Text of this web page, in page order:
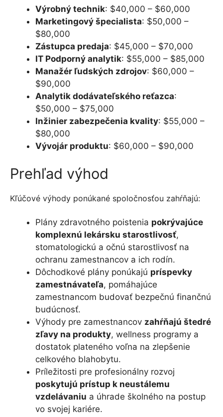
Výrobný technik: $40,000 – $60,000
Marketingový špecialista: $50,000 –
$80,000
Zástupca predaja: $45,000 – $70,000
IT Podporný analytik: $55,000 – $85,000
Manažér ľudských zdrojov: $60,000 –
$90,000
Analytik dodávateľského reťazca:
$50,000 – $75,000
Inžinier zabezpečenia kvality: $55,000 –
$80,000
Vývojár produktu: $60,000 – $90,000
Prehľad výhod
Kľúčové výhody ponúkané spoločnosťou zahŕňajú:
Plány zdravotného poistenia pokrývajúce
komplexnú lekársku starostlivosť,
stomatologickú a očnú starostlivosť na
ochranu zamestnancov a ich rodín.
Dôchodkové plány ponúkajú príspevky
zamestnávateľa, pomáhajúce
zamestnancom budovať bezpečnú finančnú
budúcnosť.
Výhody pre zamestnancov zahŕňajú štedré
zľavy na produkty, wellness programy a
dostatok plateného voľna na zlepšenie
celkového blahobytu.
Príležitosti pre profesionálny rozvoj
poskytujú prístup k neustálemu
vzdelávaniu a úhrade školného na postup
vo svojej kariére.